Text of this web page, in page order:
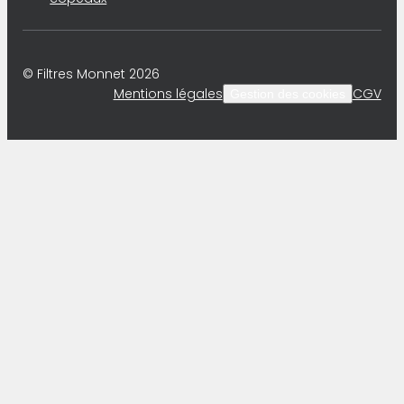
© Filtres Monnet 2026
Mentions légales
CGV